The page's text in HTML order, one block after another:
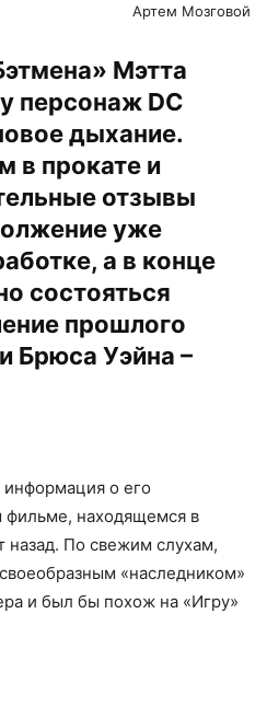
Артем Мозговой
Мэтта
персонаж DC
дыхание.
в прокате и
отзывы
уже
а в конце
состояться
прошлого
Брюса Уэйна –
информация о его
фильме, находящемся в
назад. По свежим слухам,
«наследником»
и был бы похож на «Игру»